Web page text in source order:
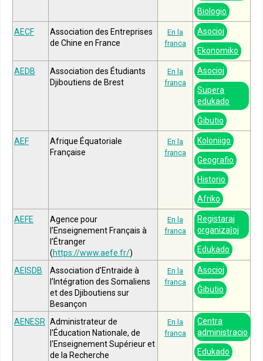
Biologio
AECF
Association des Entreprises
de Chine en France
En la
franca
Asocioj
Ekonomiko
AEDB
Association des Étudiants
Djiboutiens de Brest
En la
franca
Asocioj
Supera
edukado
Ĝibutio
AEF
Afrique Équatoriale
Française
En la
franca
Koloniigo
Geografio
Historio
Afriko
AEFE
Agence pour
l’Enseignement Français à
l’Étranger
(https://www.aefe.fr/)
En la
franca
Registaraj
organizaĵoj
Edukado
AEISDB
Association d’Entraide à
l’Intégration des Somaliens
et des Djiboutiens sur
Besançon
En la
franca
Asocioj
Ĝibutio
AENESR Administrateur de
l'Éducation Nationale, de
l'Enseignement Supérieur et
de la Recherche
En la
franca
Centra
administracio
Edukado